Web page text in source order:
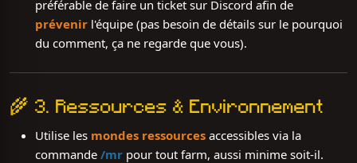
préférable de faire un ticket sur Discord afin de
prévenir l'équipe (pas besoin de détails sur le pourquoi
du comment, ça ne regarde que vous).
🌾 3. Ressources & Environnement
Utilise les mondes ressources accessibles via la
commande /mr pour tout farm, aussi minime soit-il.